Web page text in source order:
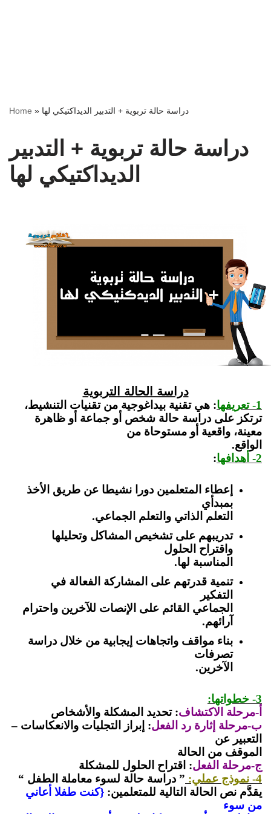
Home » دراسة حالة تربوية + التدبير الديداكتيكي لها
دراسة حالة تربوية + التدبير
الديداكتيكي لها
دراسة الحالة التربوية
1- تعريفها
: هي تقنية بيداغوجية من تقنيات التنشيط،
ترتكز على دراسة حالة شخص أو جماعة أو ظاهرة
معينة، واقعية أو مستوحاة من
الواقع.
2- أهدافها
:
إعطاء المتعلمين دورا نشيطا عن طريق الأخذ
بمبدأي
التعلم الذاتي والتعلم الجماعي.
تدريبهم على تشخيص المشاكل وتحليلها
واقتراح الحلول
المناسبة لها.
تنمية قدرتهم على المشاركة الفعالة في
التفكير
الجماعي القائم على الإنصات للآخرين واحترام
آرائهم.
بناء مواقف واتجاهات إيجابية من خلال دراسة
تصرفات
الآخرين.
3- خطواتها:
أ-مرحلة الاكتشاف: تحديد المشكلة والأشخاص
ب-مرحلة إثارة رد الفعل: إبراز التجليات والانعكاسات –
التعبير عن
الموقف من الحالة
ج-مرحلة الفعل: اقتراح الحلول للمشكلة
4- نموذج عملي:
” دراسة حالة لسوء معاملة الطفل “
يقدَّم نص الحالة التالية للمتعلمين: {كنت طفلا أعاني
من سوء